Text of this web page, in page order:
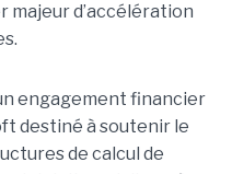
d’accélération
engagement financier
destiné à soutenir le
de calcul de